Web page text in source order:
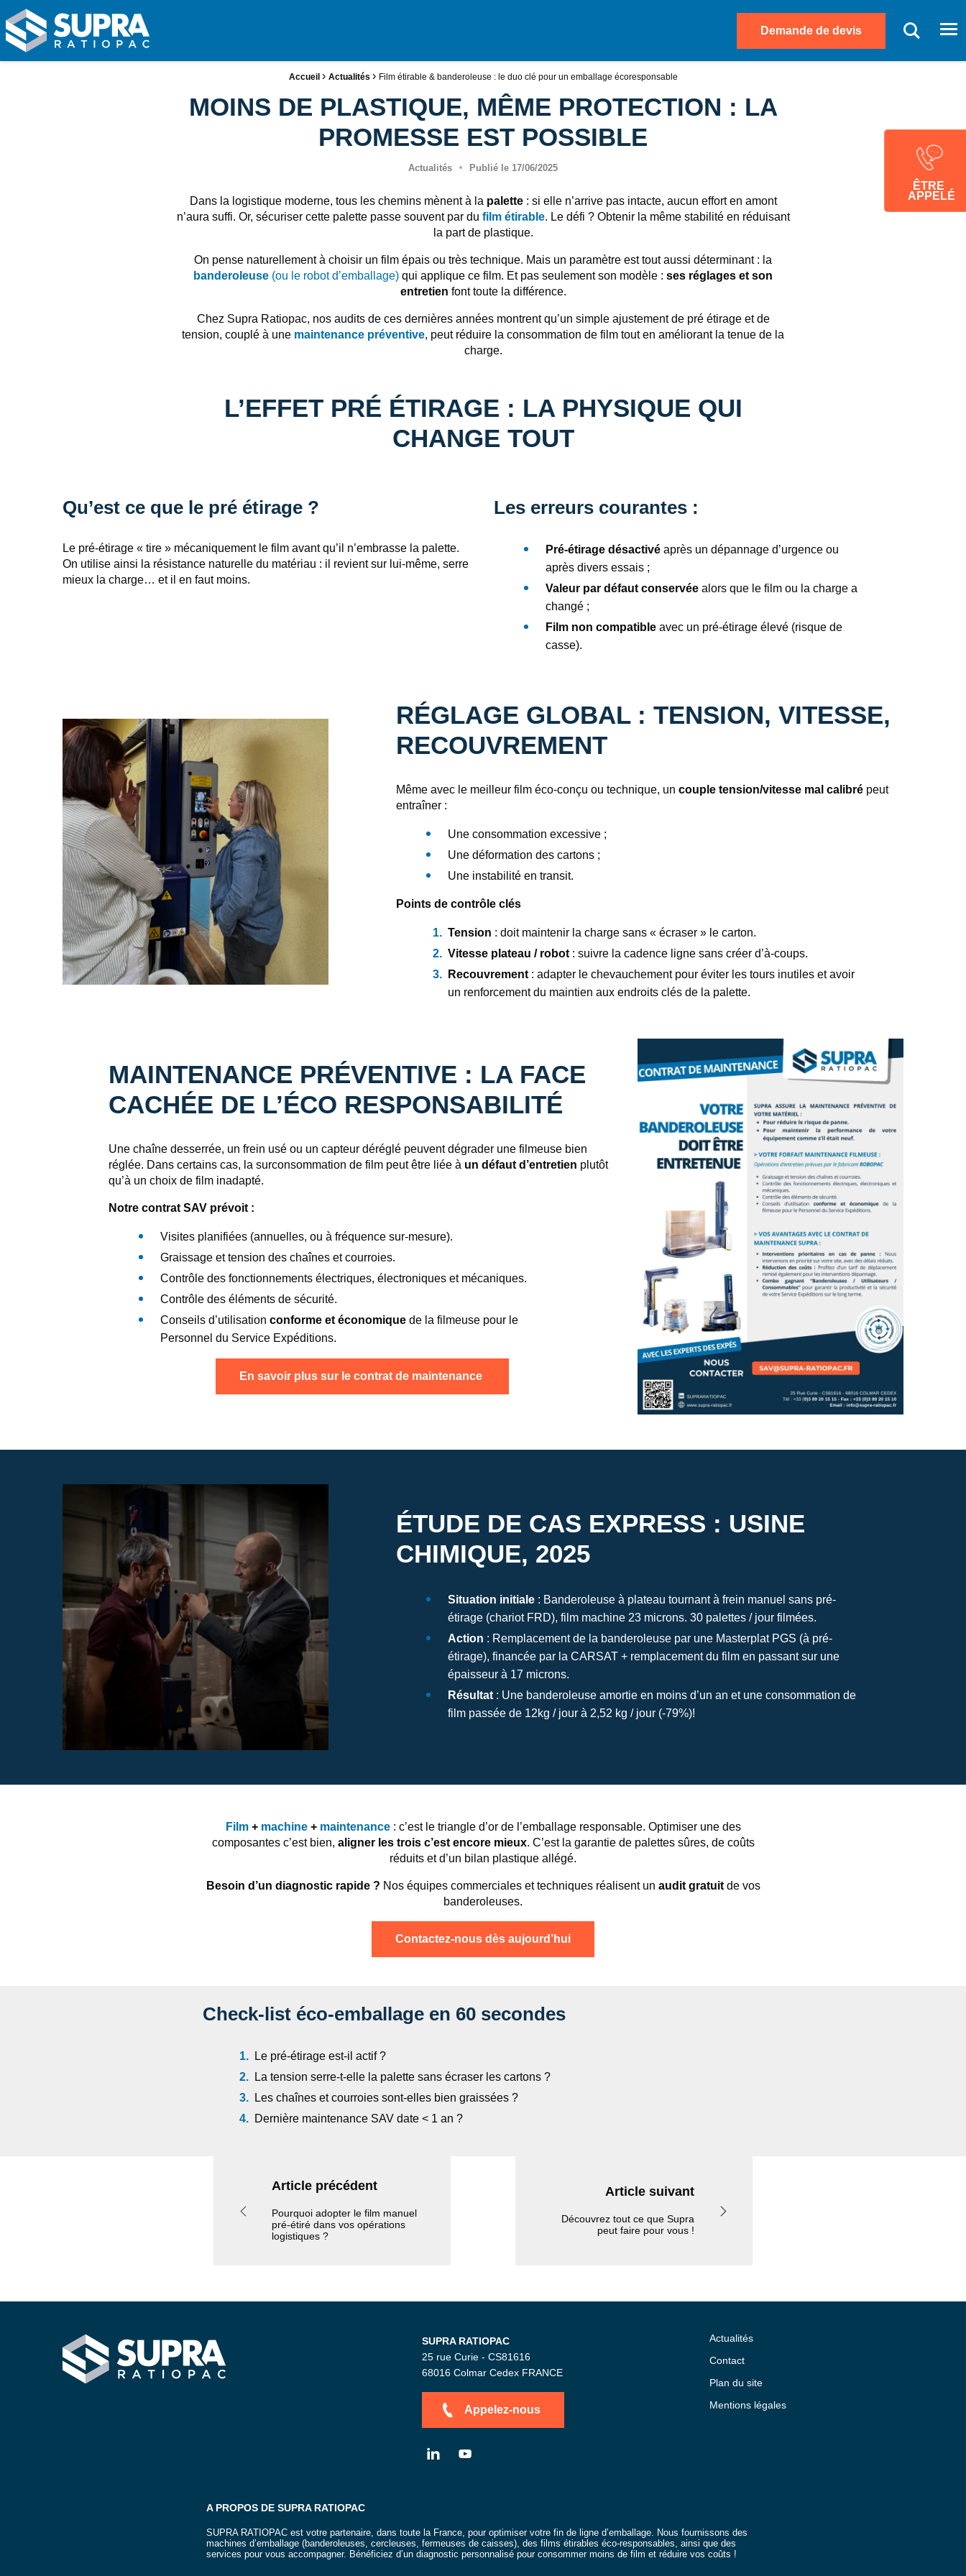
SUPRA RATIOPAC Spécialiste de la fin de ligne d'emballage
Demande de devis
Accueil › Actualités › Film étirable & banderoleuse : le duo clé pour un emballage écoresponsable
MOINS DE PLASTIQUE, MÊME PROTECTION : LA
PROMESSE EST POSSIBLE
Actualités Publié le 17/06/2025
Dans la logistique moderne, tous les chemins mènent à la palette: si elle n’arrive pas intacte, aucun effort en amont
n’aura suffi. Or, sécuriser cette palette passe souvent par du film étirable. Le défi ? Obtenir la même stabilité en réduisant
la part de plastique.
On pense naturellement à choisir un film épais ou très technique. Mais un paramètre est tout aussi déterminant : la
banderoleuse (ou le robot d’emballage) qui applique ce film. Et pas seulement son modèle : ses réglages et son
entretien font toute la différence.
Chez Supra Ratiopac, nos audits de ces dernières années montrent qu’un simple ajustement de pré étirage et de
tension, couplé à une maintenance préventive, peut réduire la consommation de film tout en améliorant la tenue de la
charge.
L’EFFET PRÉ ÉTIRAGE : LA PHYSIQUE QUI
CHANGE TOUT
Qu’est ce que le pré étirage ?
Le pré‑étirage « tire » mécaniquement le film avant qu’il n’embrasse la palette.
On utilise ainsi la résistance naturelle du matériau : il revient sur lui‑même, serre
mieux la charge… et il en faut moins.
Les erreurs courantes :
Pré‑étirage désactivé après un dépannage d’urgence ou
après divers essais ;
Valeur par défaut conservée alors que le film ou la charge a
changé ;
Film non compatible avec un pré‑étirage élevé (risque de
casse).
RÉGLAGE GLOBAL : TENSION, VITESSE,
RECOUVREMENT
Même avec le meilleur film éco‑conçu ou technique, un couple tension/vitesse mal calibré peut
entraîner :
Une consommation excessive ;
Une déformation des cartons ;
Une instabilité en transit.
Points de contrôle clés
Tension : doit maintenir la charge sans « écraser » le carton.
Vitesse plateau / robot : suivre la cadence ligne sans créer d’à-coups.
Recouvrement : adapter le chevauchement pour éviter les tours inutiles et avoir
un renforcement du maintien aux endroits clés de la palette.
MAINTENANCE PRÉVENTIVE : LA FACE
CACHÉE DE L’ÉCO RESPONSABILITÉ
Une chaîne desserrée, un frein usé ou un capteur déréglé peuvent dégrader une filmeuse bien
réglée. Dans certains cas, la surconsommation de film peut être liée à un défaut d’entretien plutôt
qu’à un choix de film inadapté.
Notre contrat SAV prévoit :
Visites planifiées (annuelles, ou à fréquence sur-mesure).
Graissage et tension des chaînes et courroies.
Contrôle des fonctionnements électriques, électroniques et mécaniques.
Contrôle des éléments de sécurité.
Conseils d’utilisationconforme et économique de la filmeuse pour le
Personnel du Service Expéditions.
En savoir plus sur le contrat de maintenance
ÉTUDE DE CAS EXPRESS : USINE
CHIMIQUE, 2025
Situation initiale : Banderoleuse à plateau tournant à frein manuel sans pré-
étirage (chariot FRD), film machine 23 microns. 30 palettes / jour filmées.
Action : Remplacement de la banderoleuse par une Masterplat PGS (à pré-
étirage), financée par la CARSAT + remplacement du film en passant sur une
épaisseur à 17 microns.
Résultat : Une banderoleuse amortie en moins d’un an et une consommation de
film passée de 12kg / jour à 2,52 kg / jour (-79%)!
Film+ machine+ maintenance: c’est le triangle d’or de l’emballage responsable. Optimiser une des
composantes c’est bien, aligner les trois c’est encore mieux. C’est la garantie de palettes sûres, de coûts
réduits et d’un bilan plastique allégé.
Besoin d’un diagnostic rapide ? Nos équipes commerciales et techniques réalisent un audit gratuitde vos
banderoleuses.
Contactez‑nous dès aujourd’hui
Check‑list éco‑emballage en 60 secondes
Le pré‑étirage est‑il actif ?
La tension serre‑t‑elle la palette sans écraser les cartons ?
Les chaînes et courroies sont-elles bien graissées ?
Dernière maintenance SAV date < 1 an ?
Article précédent
Pourquoi adopter le film manuel
pré-étiré dans vos opérations
logistiques ?
Article suivant
Découvrez tout ce que Supra
peut faire pour vous !
SUPRA RATIOPAC Spécialiste de la fin de ligne d'emballage
SUPRA RATIOPAC
25 rue Curie - CS81616
68016 Colmar Cedex FRANCE
Appelez-nous
LN YT
Actualités
Contact
Plan du site
Mentions légales
A PROPOS DE SUPRA RATIOPAC
SUPRA RATIOPAC est votre partenaire, dans toute la France, pour optimiser votre fin de ligne d’emballage. Nous fournissons des
machines d’emballage (banderoleuses, cercleuses, fermeuses de caisses), des films étirables éco-responsables, ainsi que des
services pour vous accompagner. Bénéficiez d’un diagnostic personnalisé pour consommer moins de film et réduire vos coûts !
ÊTRE
APPELÉ